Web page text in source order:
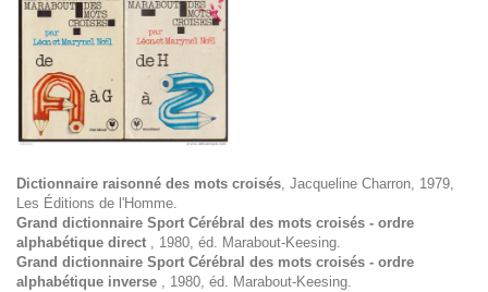
Dictionnaire raisonné des mots croisés, Jacqueline Charron, 1979,
Les Éditions de l'Homme.
Grand dictionnaire Sport Cérébral des mots croisés - ordre
alphabétique direct , 1980, éd. Marabout-Keesing.
Grand dictionnaire Sport Cérébral des mots croisés - ordre
alphabétique inverse , 1980, éd. Marabout-Keesing.